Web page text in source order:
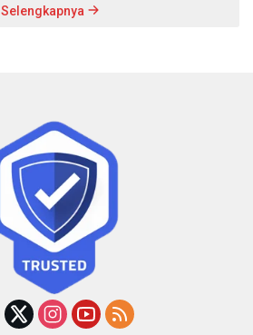
Selengkapnya